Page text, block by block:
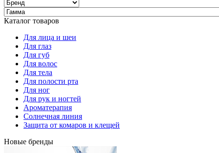
Каталог товаров
Для лица и шеи
Для глаз
Для губ
Для волос
Для тела
Для полости рта
Для ног
Для рук и ногтей
Ароматерапия
Солнечная линия
Защита от комаров и клещей
Новые бренды